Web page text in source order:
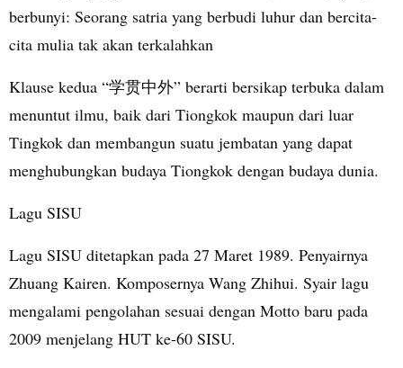
berbunyi: Seorang satria yang berbudi luhur dan bercita-
cita mulia tak akan terkalahkan
Klause kedua “学贯中外” berarti bersikap terbuka dalam
menuntut ilmu, baik dari Tiongkok maupun dari luar
Tingkok dan membangun suatu jembatan yang dapat
menghubungkan budaya Tiongkok dengan budaya dunia.
Lagu SISU
Lagu SISU ditetapkan pada 27 Maret 1989. Penyairnya
Zhuang Kairen. Komposernya Wang Zhihui. Syair lagu
mengalami pengolahan sesuai dengan Motto baru pada
2009 menjelang HUT ke-60 SISU.